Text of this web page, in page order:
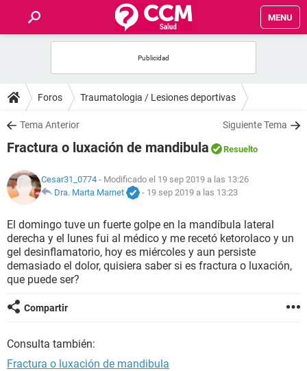
MENU
FOROS
SALUD
NUTRICIÓN
BIENESTAR
SEXUALIDAD
GLOSARIO
Foros Traumatologia / Lesiones deportivas
Tema Anterior Siguiente Tema
Fractura o luxación de mandibula Resuelto
Cesar31_0774 - Modificado el 19 sep 2019 a las 13:26
Dra. Marta Marnet
- 19 sep 2019 a las 13:23
El domingo tuve un fuerte golpe en la mandíbula lateral
derecha y el lunes fui al médico y me recetó ketorolaco y un
gel desinflamatorio, hoy es miércoles y aun persiste
demasiado el dolor, quisiera saber si es fractura o luxación,
que puede ser?
Compartir
Consulta también:
Fractura o luxación de mandibula